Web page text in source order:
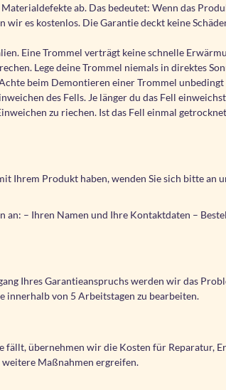
ab. Das bedeutet: Wenn das
es kostenlos. Die Garantie deckt keine
Eine Trommel verträgt keine schnelle
Lege deine Trommel niemals in direktes
beim Demontieren einer Trommel
des Fells. Je länger du das Fell
zu riechen. Ist das Fell einmal
Ihrem Produkt haben, wenden Sie sich bitte an
an: – Ihren Namen und Ihre Kontaktdaten –
Ihres Garantieanspruchs werden wir das
innerhalb von 5 Arbeitstagen zu bearbeiten.
fällt, übernehmen wir die Kosten für Reparatur,
Maßnahmen ergreifen.